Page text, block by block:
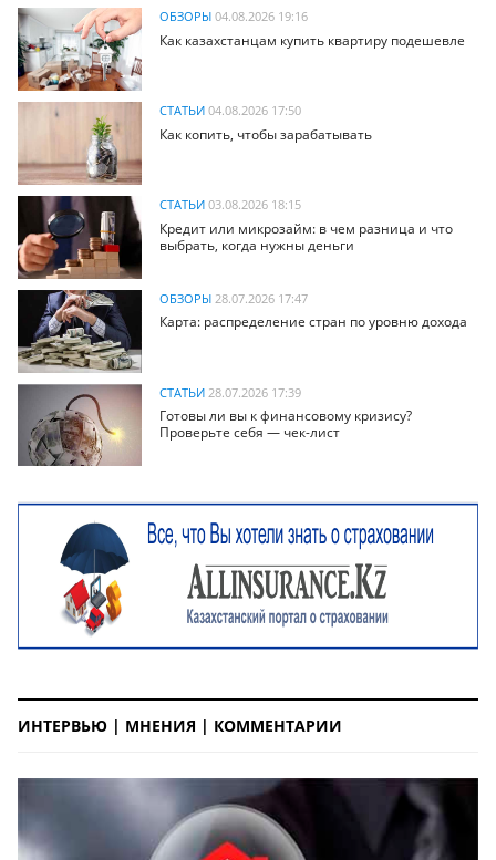
ОБЗОРЫ 04.08.2026 19:16
Как казахстанцам купить квартиру подешевле
СТАТЬИ 04.08.2026 17:50
Как копить, чтобы зарабатывать
СТАТЬИ 03.08.2026 18:15
Кредит или микрозайм: в чем разница и что
выбрать, когда нужны деньги
ОБЗОРЫ 28.07.2026 17:47
Карта: распределение стран по уровню дохода
СТАТЬИ 28.07.2026 17:39
Готовы ли вы к финансовому кризису?
Проверьте себя — чек-лист
ИНТЕРВЬЮ | МНЕНИЯ | КОММЕНТАРИИ